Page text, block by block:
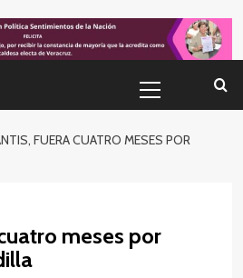
primario
FUERA CUATRO MESES POR
meses por